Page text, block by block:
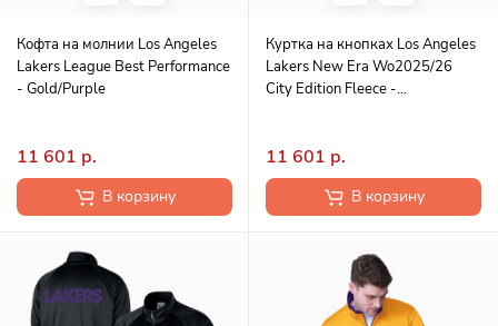
Кофта на молнии Los Angeles
Lakers League Best Performance
- Gold/Purple
11 601 р.
В корзину
Куртка на кнопках Los Angeles
Lakers New Era Wo2025/26
City Edition Fleece -
11 601 р.
В корзину